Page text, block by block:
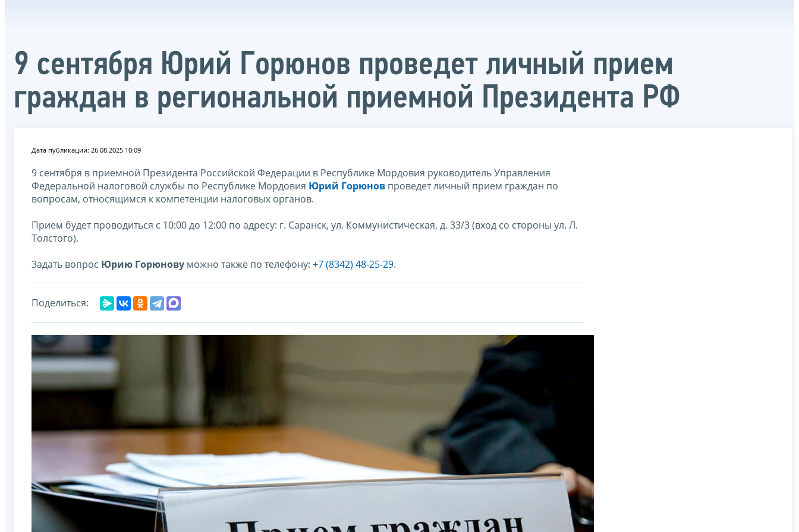
9 сентября Юрий Горюнов проведет личный прием
граждан в региональной приемной Президента РФ
Дата публикации: 26.08.2025 10:09
9 сентября в приемной Президента Российской Федерации в Республике Мордовия руководитель Управления
Федеральной налоговой службы по Республике Мордовия Юрий Горюнов проведет личный прием граждан по
вопросам, относящимся к компетенции налоговых органов.
Прием будет проводиться с 10:00 до 12:00 по адресу: г. Саранск, ул. Коммунистическая, д. 33/3 (вход со стороны ул. Л.
Толстого).
Задать вопрос Юрию Горюнову можно также по телефону: +7 (8342) 48-25-29.
Поделиться: